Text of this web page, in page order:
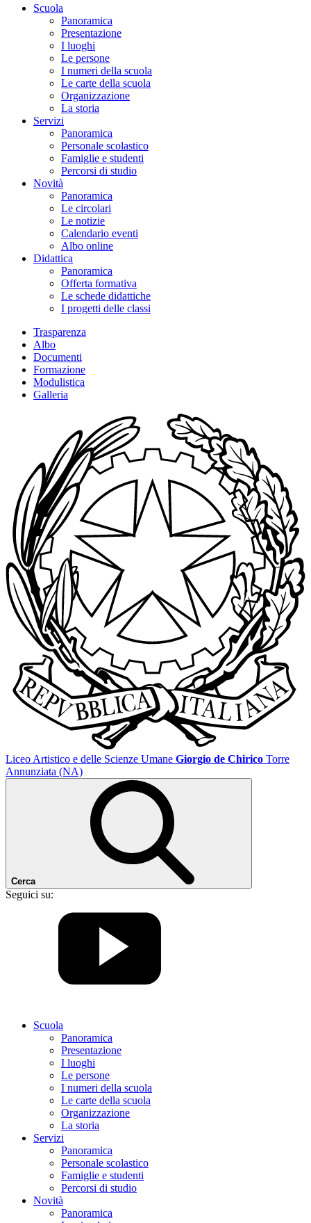
Scuola
Panoramica
Presentazione
I luoghi
Le persone
I numeri della scuola
Le carte della scuola
Organizzazione
La storia
Servizi
Panoramica
Personale scolastico
Famiglie e studenti
Percorsi di studio
Novità
Panoramica
Le circolari
Le notizie
Calendario eventi
Albo online
Didattica
Panoramica
Offerta formativa
Le schede didattiche
I progetti delle classi
Trasparenza
Albo
Documenti
Formazione
Modulistica
Galleria
Liceo Artistico e delle Scienze Umane Giorgio de Chirico Torre
Annunziata (NA)
Cerca
Seguici su:
Scuola
Panoramica
Presentazione
I luoghi
Le persone
I numeri della scuola
Le carte della scuola
Organizzazione
La storia
Servizi
Panoramica
Personale scolastico
Famiglie e studenti
Percorsi di studio
Novità
Panoramica